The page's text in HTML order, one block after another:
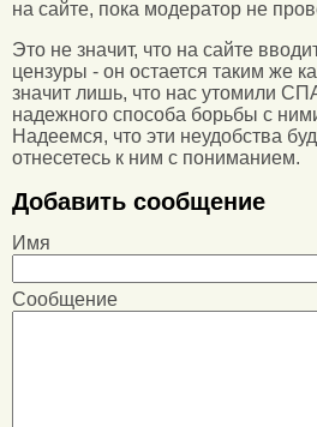
на сайте, пока модератор не
Это не значит, что на сайте
цензуры - он остается таким же
значит лишь, что нас утомили
надежного способа борьбы с
Надеемся, что эти неудобства
отнесетесь к ним с пониманием.
Добавить сообщение
Имя
Сообщение